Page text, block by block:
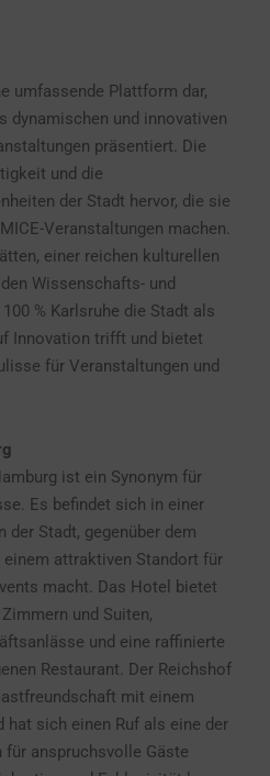
umfassende Plattform dar,
dynamischen und innovativen
präsentiert. Die
und die
der Stadt hervor, die sie
Veranstaltungen machen.
einer reichen kulturellen
Wissenschafts- und
% Karlsruhe die Stadt als
Innovation trifft und bietet
für Veranstaltungen und
ist ein Synonym für
Es befindet sich in einer
der Stadt, gegenüber dem
attraktiven Standort für
macht. Das Hotel bietet
und Suiten,
und eine raffinierte
Restaurant. Der Reichshof
mit einem
hat sich einen Ruf als eine der
für anspruchsvolle Gäste